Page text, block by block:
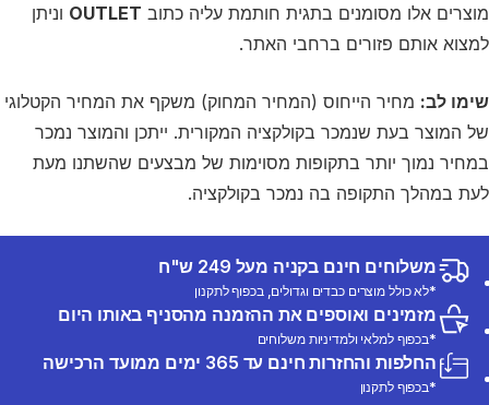
מוצרים אלו מסומנים בתגית חותמת עליה כתוב OUTLET וניתן
למצוא אותם פזורים ברחבי האתר.
שימו לב: מחיר הייחוס (המחיר המחוק) משקף את המחיר הקטלוגי
של המוצר בעת שנמכר בקולקציה המקורית. ייתכן והמוצר נמכר
במחיר נמוך יותר בתקופות מסוימות של מבצעים שהשתנו מעת
לעת במהלך התקופה בה נמכר בקולקציה.
משלוחים חינם בקניה מעל 249 ש"ח
*לא כולל מוצרים כבדים וגדולים, בכפוף לתקנון
מזמינים ואוספים את ההזמנה מהסניף באותו היום
*בכפוף למלאי ולמדיניות משלוחים
החלפות והחזרות חינם עד 365 ימים ממועד הרכישה
*בכפוף לתקנון